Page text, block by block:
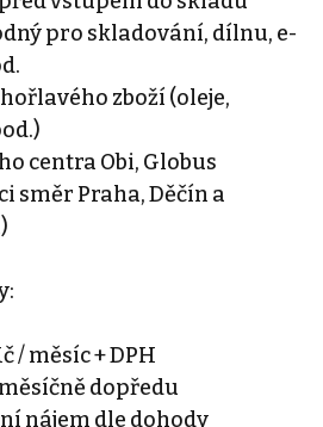
pro skladování, dílnu, e-
zboží (oleje,
centra Obi, Globus
směr Praha, Děčín a
/ měsíc + DPH
dopředu
nájem dle dohody